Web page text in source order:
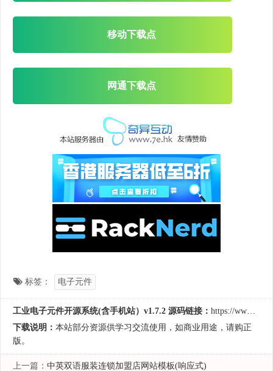
移动下载点
网通下载点
标签： 电子元件
工业电子元件开源系统(含手机站）v1.7.2 源码链接： https://www.hycodes.cn/qiye/535.html
下载说明： 本站部分资源供学习交流使用，如商业用途，请购正
版。
上一篇： 中英双语服装连锁加盟店网站模板(响应式)